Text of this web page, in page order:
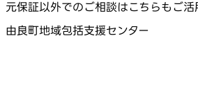
元保証以外でのご相談はこちらもご活
由良町地域包括支援センター